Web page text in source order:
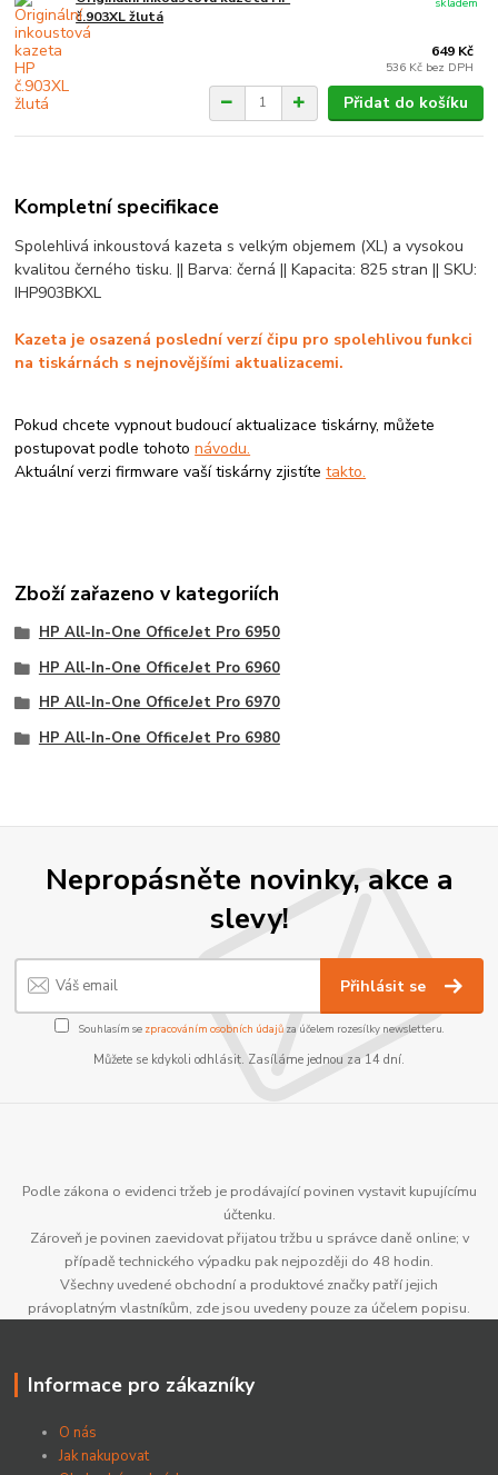
č.903XL žlutá
649 Kč
536 Kč bez DPH
Přidat do košíku
Kompletní specifikace
Spolehlivá inkoustová kazeta s velkým objemem (XL) a vysokou
kvalitou černého tisku. || Barva: černá || Kapacita: 825 stran || SKU:
IHP903BKXL
Kazeta je osazená poslední verzí čipu pro spolehlivou funkci
na tiskárnách s nejnovějšími aktualizacemi.
Pokud chcete vypnout budoucí aktualizace tiskárny, můžete
postupovat podle tohotonávodu.
Aktuální verzi firmware vaší tiskárny zjistítetakto.
Zboží zařazeno v kategoriích
HP All-In-One OfficeJet Pro 6950
HP All-In-One OfficeJet Pro 6960
HP All-In-One OfficeJet Pro 6970
HP All-In-One OfficeJet Pro 6980
Nepropásněte novinky, akce a
slevy!
Přihlásit se
Souhlasím se zpracováním osobních údajůza účelem rozesílky newsletteru.
Můžete se kdykoli odhlásit. Zasíláme jednou za 14 dní.
Podle zákona o evidenci tržeb je prodávající povinen vystavit kupujícímu
účtenku.
Zároveň je povinen zaevidovat přijatou tržbu u správce daně online; v
případě technického výpadku pak nejpozději do 48 hodin.
Všechny uvedené obchodní a produktové značky patří jejich
právoplatným vlastníkům, zde jsou uvedeny pouze za účelem popisu.
Informace pro zákazníky
O nás
Jak nakupovat